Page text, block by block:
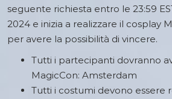
seguente richiesta entro le 23:59
2024 e inizia a realizzare il cosplay
per avere la possibilità di vincere.
Tutti i partecipanti dovranno
MagicCon: Amsterdam
Tutti i costumi devono essere